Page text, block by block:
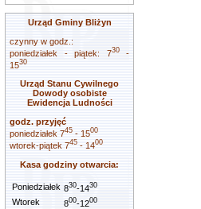
Urząd Gminy Bliżyn
czynny w godz.:
poniedziałek - piątek: 730-
1530
Urząd Stanu Cywilnego
Dowody osobiste
Ewidencja Ludności
godz. przyjęć
poniedziałek 745 - 1500
wtorek-piątek 745 - 1400
Kasa godziny otwarcia:
Poniedziałek 830-1430
Wtorek 800-1200